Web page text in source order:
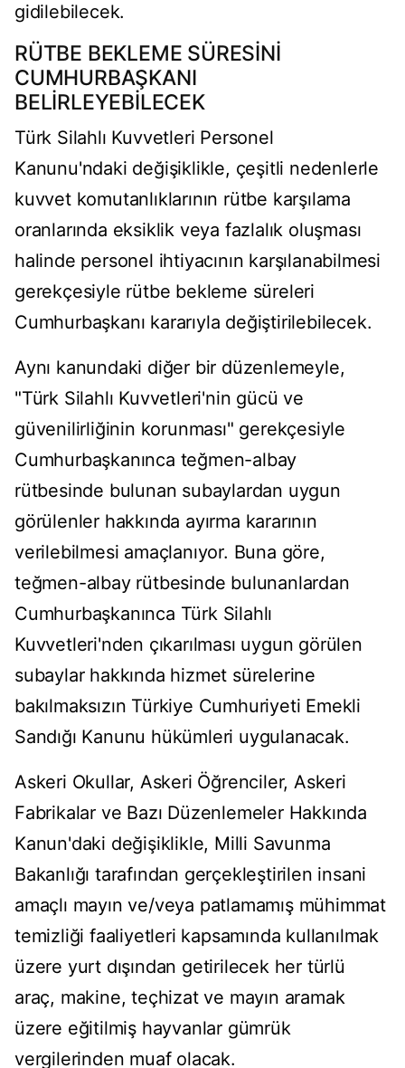
gidilebilecek.
RÜTBE BEKLEME SÜRESİNİ
CUMHURBAŞKANI
BELİRLEYEBİLECEK
Türk Silahlı Kuvvetleri Personel
Kanunu'ndaki değişiklikle, çeşitli nedenlerle
kuvvet komutanlıklarının rütbe karşılama
oranlarında eksiklik veya fazlalık oluşması
halinde personel ihtiyacının karşılanabilmesi
gerekçesiyle rütbe bekleme süreleri
Cumhurbaşkanı kararıyla değiştirilebilecek.
Aynı kanundaki diğer bir düzenlemeyle,
"Türk Silahlı Kuvvetleri'nin gücü ve
güvenilirliğinin korunması" gerekçesiyle
Cumhurbaşkanınca teğmen-albay
rütbesinde bulunan subaylardan uygun
görülenler hakkında ayırma kararının
verilebilmesi amaçlanıyor. Buna göre,
teğmen-albay rütbesinde bulunanlardan
Cumhurbaşkanınca Türk Silahlı
Kuvvetleri'nden çıkarılması uygun görülen
subaylar hakkında hizmet sürelerine
bakılmaksızın Türkiye Cumhuriyeti Emekli
Sandığı Kanunu hükümleri uygulanacak.
Askeri Okullar, Askeri Öğrenciler, Askeri
Fabrikalar ve Bazı Düzenlemeler Hakkında
Kanun'daki değişiklikle, Milli Savunma
Bakanlığı tarafından gerçekleştirilen insani
amaçlı mayın ve/veya patlamamış mühimmat
temizliği faaliyetleri kapsamında kullanılmak
üzere yurt dışından getirilecek her türlü
araç, makine, teçhizat ve mayın aramak
üzere eğitilmiş hayvanlar gümrük
vergilerinden muaf olacak.